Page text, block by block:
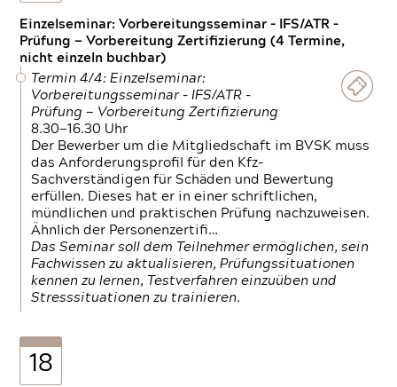
Einzelseminar: Vorbereitungsseminar - IFS/ATR -
Prüfung — Vorbereitung Zertifizierung (4 Termine,
nicht einzeln buchbar)
Termin 4/4: Einzelseminar:
Vorbereitungsseminar - IFS/ATR -
Prüfung — Vorbereitung Zertifizierung
8.30—16.30 Uhr
Der Bewerber um die Mitgliedschaft im BVSK muss
das Anforderungsprofil für den Kfz-
Sachverständigen für Schäden und Bewertung
erfüllen. Dieses hat er in einer schriftlichen,
mündlichen und praktischen Prüfung nachzuweisen.
Ähnlich der Personenzertifi…
Das Seminar soll dem Teilnehmer ermöglichen, sein
Fachwissen zu aktualisieren, Prüfungssituationen
kennen zu lernen, Testverfahren einzuüben und
Stresssituationen zu trainieren.
18